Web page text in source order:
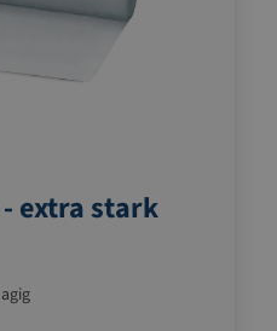
extra stark